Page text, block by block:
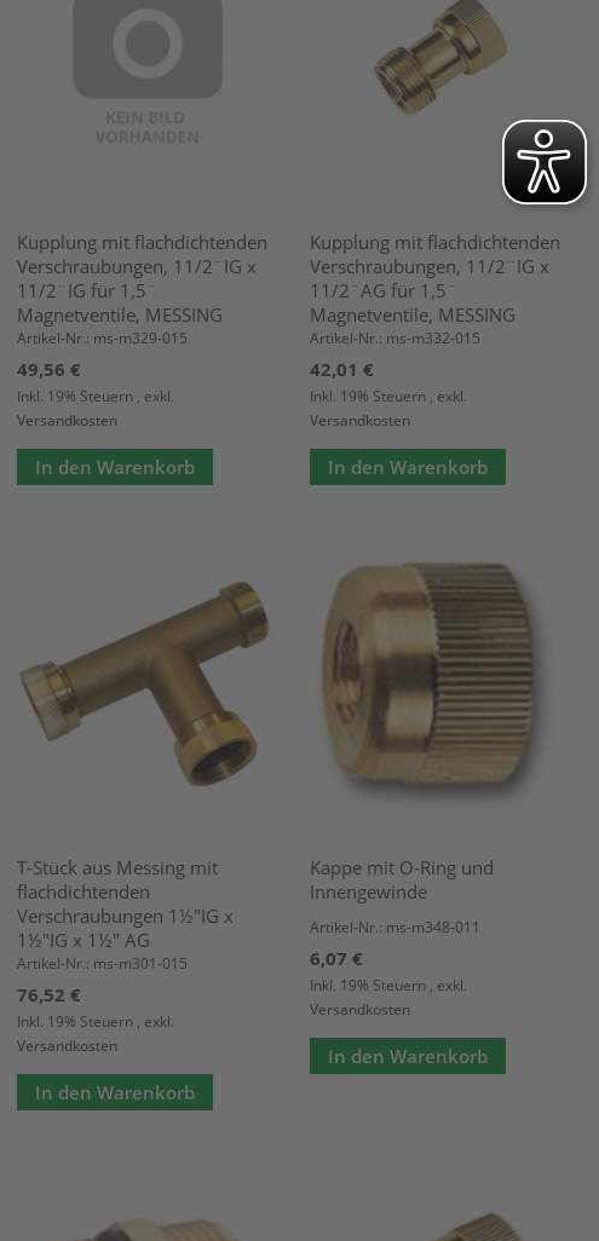
Kupplung mit flachdichtenden
Verschraubungen, 11/2¨IG x
11/2¨IG für 1,5¨
Magnetventile, MESSING
Artikel-Nr.: ms-m329-015
49,56 €
Inkl. 19% Steuern , exkl.
Versandkosten
In den Warenkorb
Kupplung mit flachdichtenden
Verschraubungen, 11/2¨IG x
11/2¨AG für 1,5¨
Magnetventile, MESSING
Artikel-Nr.: ms-m332-015
42,01 €
Inkl. 19% Steuern , exkl.
Versandkosten
In den Warenkorb
T-Stück aus Messing mit
flachdichtenden
Verschraubungen 1½"IG x
1½"IG x 1½" AG
Artikel-Nr.: ms-m301-015
76,52 €
Inkl. 19% Steuern , exkl.
Versandkosten
In den Warenkorb
Kappe mit O-Ring und
Innengewinde
Artikel-Nr.: ms-m348-011
6,07 €
Inkl. 19% Steuern , exkl.
Versandkosten
In den Warenkorb